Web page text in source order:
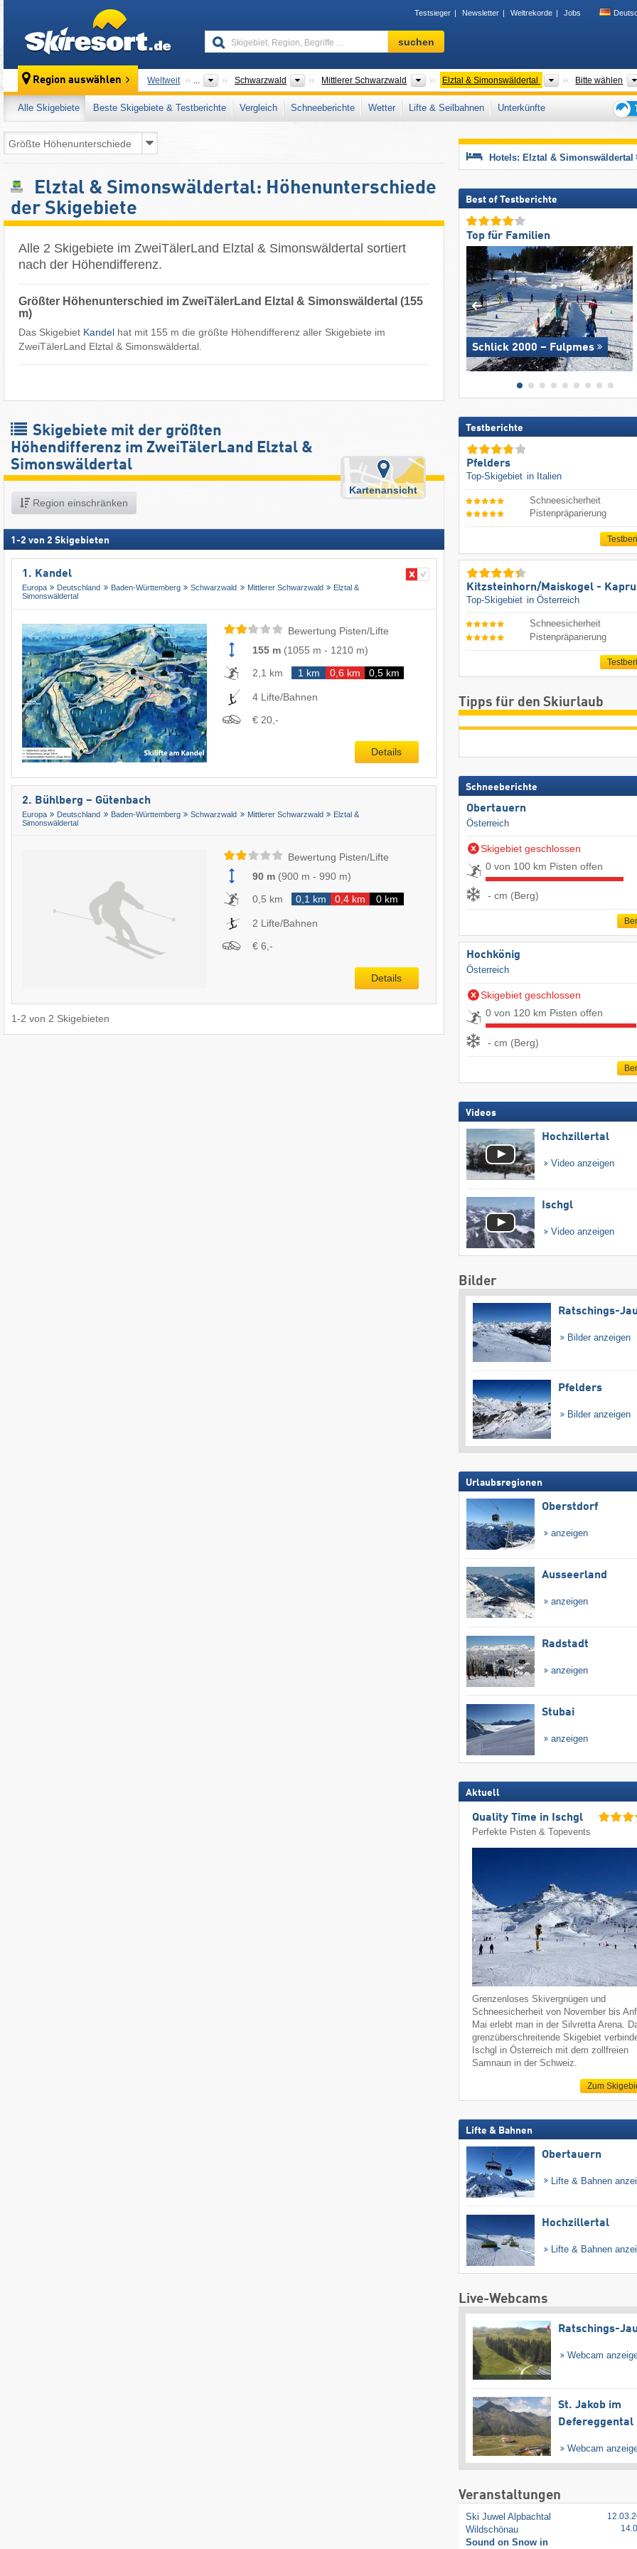
Testsieger Newsletter Weltrekorde Jobs
Skigebiet,
Region,
…
suchen
Region auswählen Weltweit ... Schwarzwald Gebirgszüge
Mittlerer Schwarzwald Gebirgszüge
Elztal & Simonswäldertal Bitte wählen
Alle Skigebiete Beste Skigebiete & Testberichte Vergleich Schneeberichte Wetter Lifte & Seilbahnen
Unterkünfte
für
den
Elztal & Simonswäldertal: Höhenunterschiede
der Skigebiete
Alle 2 Skigebiete im ZweiTälerLand Elztal & Simonswäldertal sortiert
nach der Höhendifferenz.
Größter Höhenunterschied im ZweiTälerLand Elztal & Simonswäldertal (155
m)
Das Skigebiet Kandel hat mit 155 m die größte Höhendifferenz aller Skigebiete im
ZweiTälerLand Elztal & Simonswäldertal.
Skigebiete mit der größten
Höhendifferenz im ZweiTälerLand Elztal &
Simonswäldertal
Region einschränken
Kartenansicht
1 -2 von 2 Skigebieten
1. Kandel
Europa Deutschland Baden-Württemberg Schwarzwald Mittlerer Schwarzwald
Elztal &
Simonswäldertal
Bewertung Pisten/Lifte
155 m (1055 m - 1210 m)
2,1 km
1 km 0,6 km 0,5 km
4 Lifte/Bahnen
€ 20,-
Details
2. Bühlberg – Gütenbach
Europa Deutschland Baden-Württemberg Schwarzwald Mittlerer Schwarzwald
Elztal &
Simonswäldertal
Bewertung Pisten/Lifte
90 m (900 m - 990 m)
0,5 km
0,1 km 0,4 km 0 km
2 Lifte/Bahnen
€ 6,-
Details
1-2 von 2 Skigebieten
Hotels: Elztal & Simonswäldertal
Best of Testberichte
Top für Familien
Schlick 2000 – Fulpmes
Testberichte
Pfelders
Top-Skigebiet in Italien
Schneesicherheit
Pistenpräparierung
Kitzsteinhorn/​Maiskogel -
Top-Skigebiet in Österreich
Schneesicherheit
Pistenpräparierung
Tipps für den Skiurlaub
Schneeberichte
Obertauern
Österreich
Skigebiet geschlossen
0 von 100 km Pisten offen
- cm (Berg)
Hochkönig
Österreich
Skigebiet geschlossen
0 von 120 km Pisten offen
- cm (Berg)
Videos
Hochzillertal
Video anzeigen
Ischgl
Video anzeigen
Bilder
Ratschings-
Bilder anzeigen
Pfelders
Bilder anzeigen
Urlaubsregionen
Oberstdorf
anzeigen
Ausseerland
anzeigen
Radstadt
anzeigen
Stubai
anzeigen
Aktuell
Quality Time in Ischgl
Perfekte Pisten & Topevents
Grenzenloses Skivergnügen und
Schneesicherheit von November bis
Mai erlebt man in der Silvretta Arena.
grenzüberschreitende Skigebiet
Ischgl in Österreich mit dem zollfreien
Samnaun in der Schweiz.
Zum
Lifte & Bahnen
Obertauern
Lifte & Bahnen
Hochzillertal
Lifte & Bahnen
Live-Webcams
Ratschings-
Webcam
St. Jakob im
Defereggental
Webcam
Veranstaltungen
Ski Juwel Alpbachtal
Wildschönau
Sound on Snow in